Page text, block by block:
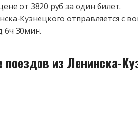
от 3820 руб за один билет.
Кузнецкого отправляется с
6ч 30мин.
поездов из Ленинска-